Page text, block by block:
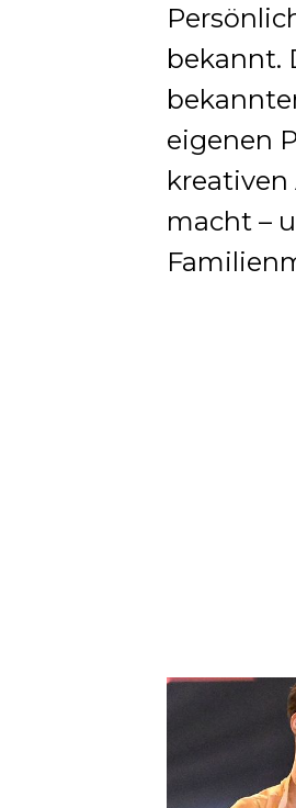
bekannt.
eigenen
macht –